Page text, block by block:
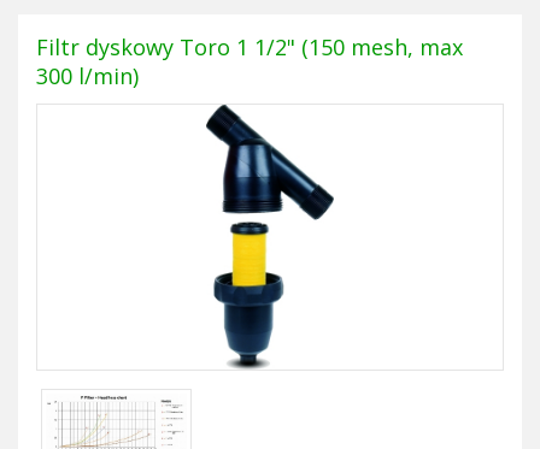
Filtr dyskowy Toro 1 1/2" (150 mesh, max
300 l/min)